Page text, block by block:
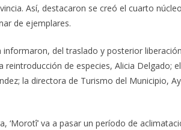
Así, destacaron se creó el cuarto
de ejemplares.
informaron, del traslado y posterior
reintroducción de especies, Alicia Delgado;
la directora de Turismo del Municipio,
‘Morotî’ va a pasar un período de